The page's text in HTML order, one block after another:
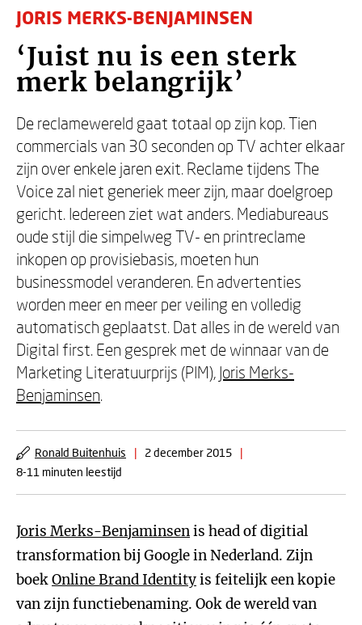
JORIS MERKS-BENJAMINSEN
‘Juist nu is een sterk
merk belangrijk’
De reclamewereld gaat totaal op zijn kop. Tien
commercials van 30 seconden op TV achter elkaar
zijn over enkele jaren exit. Reclame tijdens The
Voice zal niet generiek meer zijn, maar doelgroep
gericht. Iedereen ziet wat anders. Mediabureaus
oude stijl die simpelweg TV- en printreclame
inkopen op provisiebasis, moeten hun
businessmodel veranderen. En advertenties
worden meer en meer per veiling en volledig
automatisch geplaatst. Dat alles in de wereld van
Digital first. Een gesprek met de winnaar van de
Marketing Literatuurprijs (PIM), Joris Merks-
Benjaminsen.
Ronald Buitenhuis | 2 december 2015
|
8-11 minuten leestijd
Joris Merks-Benjaminsenis head of digitial
transformation bij Google in Nederland. Zijn
boekOnline Brand Identityis feitelijk een kopie
van zijn functiebenaming. Ook de wereld van